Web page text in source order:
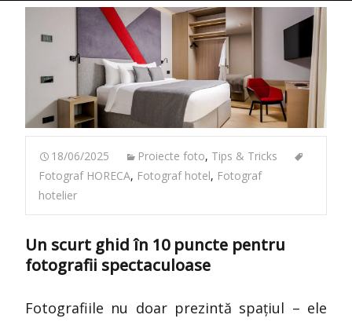
18/06/2025 Proiecte foto, Tips & Tricks
Fotograf HORECA, Fotograf hotel, Fotograf
hotelier
Un scurt ghid în 10 puncte pentru
fotografii spectaculoase
Fotografiile nu doar prezintă spațiul – ele